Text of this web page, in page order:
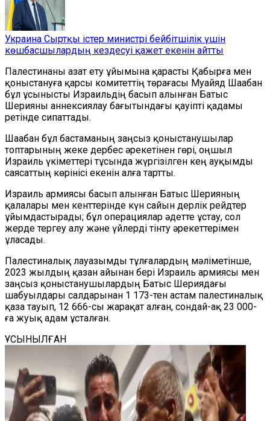
Украина Сыртқы істер министрі бейбітшілік үшін
көшбасшылардың кездесуі қажет екенін айтты
Палестинаны азат ету ұйымына қарасты Қабырға мен
қоныстануға қарсы комитеттің төрағасы Муайяд Шаабан
бұл ұсынысты Израильдің басып алынған Батыс
Шерияны аннексиялау бағытындағы қауіпті қадамы
ретінде сипаттады.
Шаабан бұл бастаманың заңсыз қоныстанушылар
топтарының жеке дербес әрекетінен гөрі, оңшыл
Израиль үкіметтері тұсында жүргізілген кең ауқымды
саясаттың көрінісі екенін алға тартты.
Израиль армиясы басып алынған Батыс Шерияның
қалалары мен кенттерінде күн сайын дерлік рейдтер
ұйымдастырады; бұл операциялар әдетте ұстау, сол
жерде тергеу алу және үйлерді тінту әрекеттерімен
ұласады.
Палестиналық лауазымды тұлғалардың мәліметінше,
2023 жылдың қазан айынан бері Израиль армиясы мен
заңсыз қоныстанушылардың Батыс Шериядағы
шабуылдары салдарынан 1 173-тен астам палестиналық
қаза тауып, 12 666-сы жарақат алған, сондай-ақ 23 000-
ға жуық адам ұсталған.
ҰСЫНЫЛҒАН